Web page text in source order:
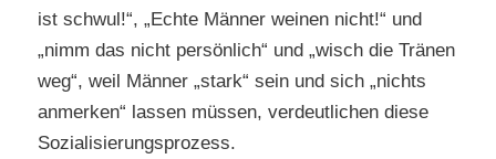
ist schwul!“, „Echte Männer weinen nicht!“ und
„nimm das nicht persönlich“ und „wisch die Tränen
weg“, weil Männer „stark“ sein und sich „nichts
anmerken“ lassen müssen, verdeutlichen diese
Sozialisierungsprozess.